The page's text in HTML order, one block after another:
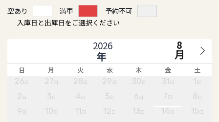
空あり 満車
予約不可
入庫日と出庫日をご選択ください
8
月
日 月 火 水 木 金
土
26 日 27 日 28 日 29 日 30 日 31 日 1 日
2 日 3 日 4 日 5 日 6 日 7 日 8 日
9 日 10 日 11 日 12 日 13 日 14 日 15 日